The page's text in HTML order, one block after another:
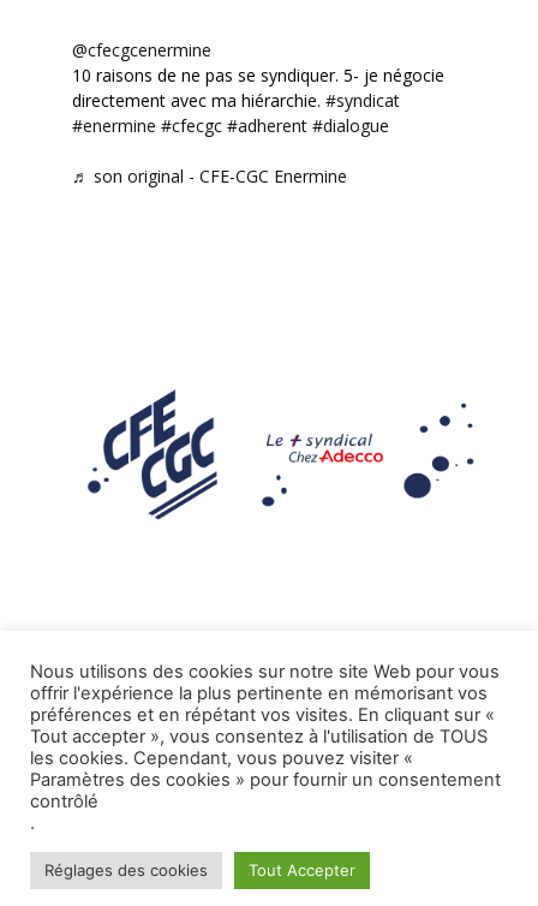
@cfecgcenermine
10 raisons de ne pas se syndiquer. 5- je négocie
directement avec ma hiérarchie. #syndicat
#enermine #cfecgc #adherent #dialogue
♬ son original - CFE-CGC Enermine
Mentions légales
Tous droits réservés CFE-CGC ADECCO.
Nous utilisons des cookies sur notre site Web pour vous
offrir l'expérience la plus pertinente en mémorisant vos
préférences et en répétant vos visites. En cliquant sur «
Tout accepter », vous consentez à l'utilisation de TOUS
les cookies. Cependant, vous pouvez visiter «
Paramètres des cookies » pour fournir un consentement
contrôlé
.
Réglages des cookies Tout Accepter